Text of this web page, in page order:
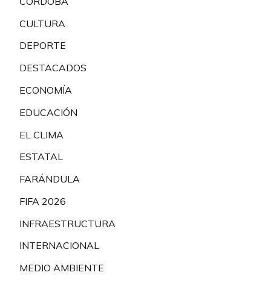
CULTURA
DEPORTE
DESTACADOS
ECONOMÍA
EDUCACIÓN
EL CLIMA
ESTATAL
FARÁNDULA
FIFA 2026
INFRAESTRUCTURA
INTERNACIONAL
MEDIO AMBIENTE